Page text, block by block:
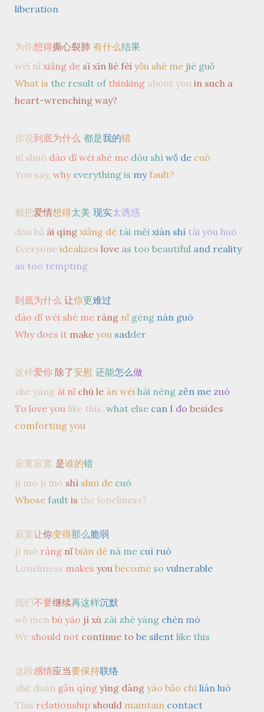
liberation
为你想得撕心裂肺 有什么结果
wèi nǐ xiǎng de sī xīn liè fèi yǒu shé me jié guǒ
What is the result of thinking about you in such a
heart-wrenching way?
你说到底为什么 都是我的错
nǐ shuō dào dǐ wèi shé me dōu shì wǒ de cuò
You say, why everything is my fault?
都把爱情想得太美 现实太诱惑
dōu bǎ ài qíng xiǎng dé tài měi xiàn shí tài yòu huò
Everyoneidealizes love as too beautiful and reality
as too tempting
到底为什么 让你更难过
dào dǐ wèi shé me ràng nǐ gèng nán guò
Why does it make you sadder
这样爱你除了安慰 还能怎么做
zhè yàng ài nǐ chú le ān wèi hái néng zěn me zuò
To love you like this, what else can I do besides
comforting you
寂寞寂寞 是谁的错
jì mò jì mò shì shuí de cuò
Whose fault is the loneliness?
寂寞让你变得那么脆弱
jì mò ràng nǐ biàn dé nà me cuì ruò
Loneliness makes youbecome so vulnerable
我们不要继续再这样沉默
wǒ men bú yào jì xù zài zhè yàng chén mò
We should not continue to be silent like this
这段感情应当要保持联络
zhè duàn gǎn qíng yīng dāng yào bǎo chí lián luò
This relationship should maintain contact